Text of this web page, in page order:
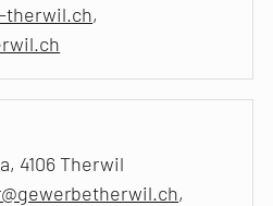
therwil.ch,
4106 Therwil
,